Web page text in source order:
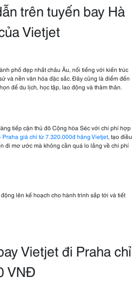
trên tuyến bay Hà
Vietjet
phố đẹp nhất châu Âu, nổi tiếng với kiến trúc
và nền văn hóa đặc sắc. Đây cũng là điểm đến
để du lịch, học tập, lao động và thăm thân.
tiếp cận thủ đô Cộng hòa Séc với chi phí hợp
Praha giá chỉ từ 7.320.000đ hãng Vietjet, tạo điều
đi mơ ước mà không cần quá lo lắng về chi phí
lên kế hoạch cho hành trình sắp tới và tiết
Vietjet đi Praha chỉ
VNĐ